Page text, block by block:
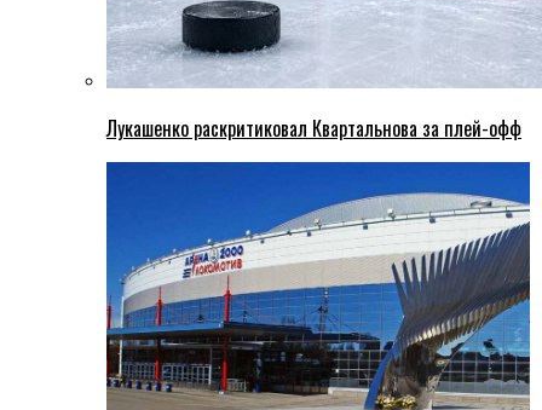
Лукашенко раскритиковал Квартальнова за плей-офф